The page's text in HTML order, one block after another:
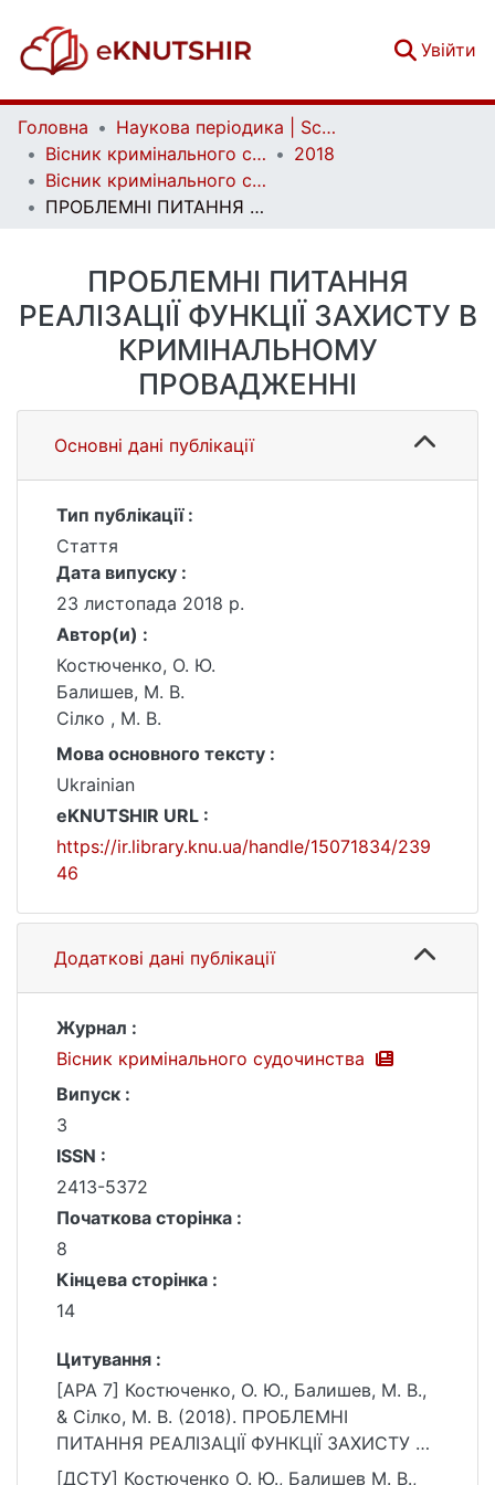
Увійти
Головна
Наукова періодика | Scientific periodicals
Вісник кримінального судочинства | Herald of criminal justice
2018
Вісник кримінального судочинства. № 3
ПРОБЛЕМНІ ПИТАННЯ РЕАЛІЗАЦІЇ ФУНКЦІЇ ЗАХИСТУ В КРИМІНАЛЬНОМУ ПРОВАДЖЕННІ
ПРОБЛЕМНІ ПИТАННЯ
РЕАЛІЗАЦІЇ ФУНКЦІЇ ЗАХИСТУ В
КРИМІНАЛЬНОМУ
ПРОВАДЖЕННІ
Основні дані публікації
Тип публікації :
Стаття
Дата випуску :
23 листопада 2018 р.
Автор(и) :
Костюченко, О. Ю.
Балишев, М. В.
Сілко , М. В.
Мова основного тексту :
Ukrainian
eKNUTSHIR URL :
https://ir.library.knu.ua/handle/15071834/239
46
Додаткові дані публікації
Журнал :
Вісник кримінального судочинства
Випуск :
3
ISSN :
2413-5372
Початкова сторінка :
8
Кінцева сторінка :
14
Цитування :
[APA 7] Костюченко, О. Ю., Балишев, М. В.,
& Сілко, М. В. (2018). ПРОБЛЕМНІ
ПИТАННЯ РЕАЛІЗАЦІЇ ФУНКЦІЇ ЗАХИСТУ В
КРИМІНАЛЬНОМУ ПРОВАДЖЕННІ. Вісник
[ДСТУ] Костюченко О. Ю., Балишев М. В.,